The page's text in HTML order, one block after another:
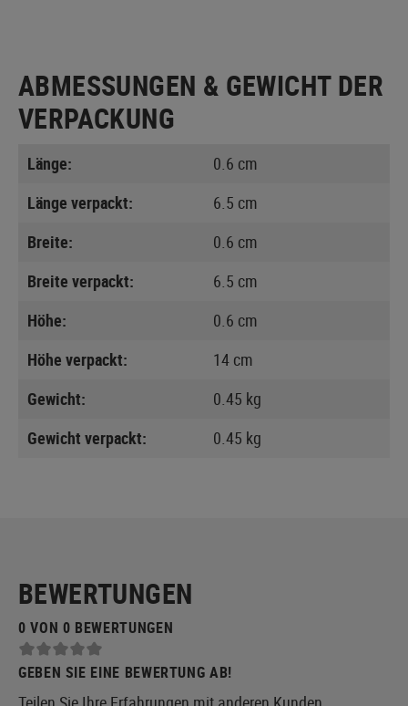
ABMESSUNGEN & GEWICHT DER
VERPACKUNG
Länge:
0.6 cm
Länge verpackt:
6.5 cm
Breite:
0.6 cm
Breite verpackt:
6.5 cm
Höhe:
0.6 cm
Höhe verpackt:
14 cm
Gewicht:
0.45 kg
Gewicht verpackt:
0.45 kg
BEWERTUNGEN
0 VON 0 BEWERTUNGEN
GEBEN SIE EINE BEWERTUNG AB!